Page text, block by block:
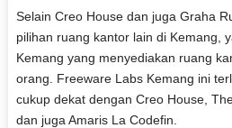
Selain Creo House dan juga Graha
pilihan ruang kantor lain di Kemang,
Kemang yang menyediakan ruang
orang. Freeware Labs Kemang ini
cukup dekat dengan Creo House,
dan juga Amaris La Codefin.